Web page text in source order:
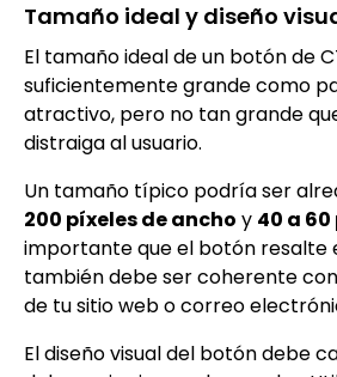
Tamaño ideal y diseño
El tamaño ideal de un botón de
suficientemente grande como
atractivo, pero no tan grande
distraiga al usuario.
Un tamaño típico podría ser
200 píxeles de ancho y 40 a
importante que el botón resalte
también debe ser coherente
de tu sitio web o correo
El diseño visual del botón debe